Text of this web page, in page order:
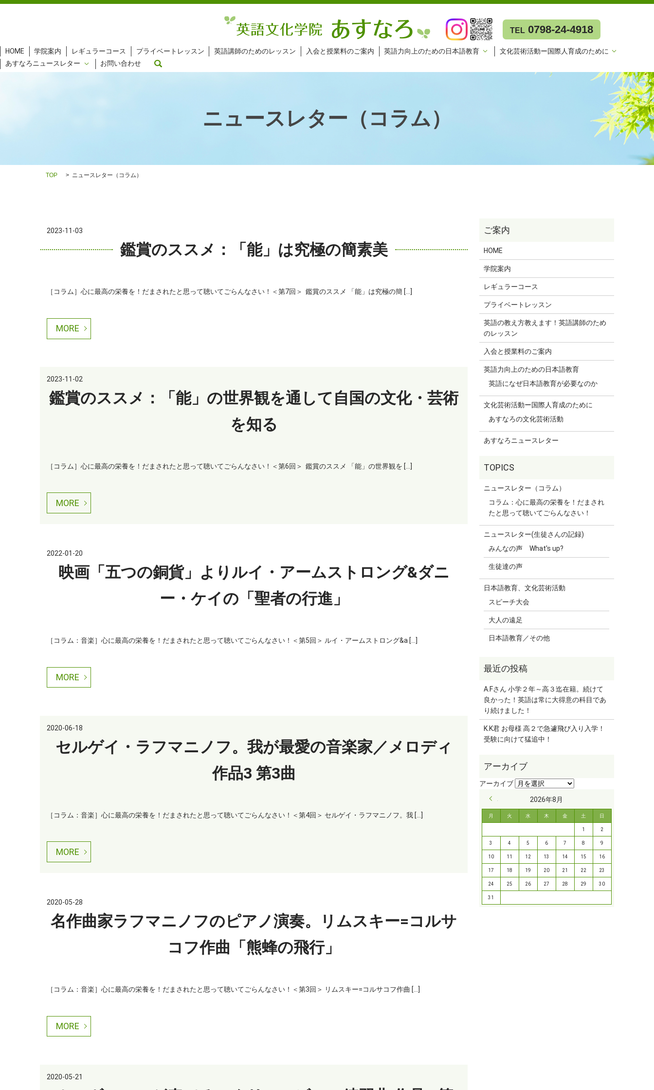
TEL 0798-24-4918
HOME 学院案内 レギュラーコース プライベートレッスン 英語講師のためのレッスン 入会と授業料のご案内 英語力向上のための日本語教育
文化芸術活動ー国際人育成のために
あすなろニュースレター
お問い合わせ
ニュースレター（コラム）
TOP ニュースレター（コラム）
2023-11-03
鑑賞のススメ：「能」は究極の簡素美
［コラム］心に最高の栄養を！だまされたと思って聴いてごらんなさい！＜第7回＞ 鑑賞のススメ 「能」は究極の簡 […]
MORE
2023-11-02
鑑賞のススメ：「能」の世界観を通して自国の文化・芸術
を知る
［コラム］心に最高の栄養を！だまされたと思って聴いてごらんなさい！＜第6回＞ 鑑賞のススメ 「能」の世界観を […]
MORE
2022-01-20
映画「五つの銅貨」よりルイ・アームストロング&ダニ
ー・ケイの「聖者の行進」
［コラム：音楽］心に最高の栄養を！だまされたと思って聴いてごらんなさい！＜第5回＞ ルイ・アームストロング&a […]
MORE
2020-06-18
セルゲイ・ラフマニノフ。我が最愛の音楽家／メロディ
作品3 第3曲
［コラム：音楽］心に最高の栄養を！だまされたと思って聴いてごらんなさい！＜第4回＞ セルゲイ・ラフマニノフ。我 […]
MORE
2020-05-28
名作曲家ラフマニノフのピアノ演奏。リムスキー=コルサ
コフ作曲「熊蜂の飛行」
［コラム：音楽］心に最高の栄養を！だまされたと思って聴いてごらんなさい！＜第3回＞ リムスキー=コルサコフ作曲 […]
MORE
2020-05-21
HOME
学院案内
レギュラーコース
プライベートレッスン
英語の教え方教えます！英語講師のため
のレッスン
入会と授業料のご案内
英語力向上のための日本語教育
英語になぜ日本語教育が必要なのか
文化芸術活動ー国際人育成のために
あすなろの文化芸術活動
あすなろニュースレター
ニュースレター（コラム）
コラム：心に最高の栄養を！だまされ
たと思って聴いてごらんなさい！
ニュースレター(生徒さんの記録)
みんなの声 What's up?
生徒達の声
日本語教育、文化芸術活動
スピーチ大会
大人の遠足
日本語教育／その他
A.Fさん 小学２年～高３迄在籍。続けて
良かった！英語は常に大得意の科目であ
り続けました！
K.K君 お母様 高２で急遽飛び入り入学！
受験に向けて猛追中！
2026年8月
月 火 水 木 金 土 日
1 2
3 4 5 6 7 8 9
10 11 12 13 14 15 16
17 18 19 20 21 22 23
24 25 26 27 28 29 30
31